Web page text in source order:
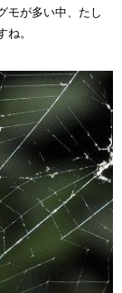
モが多い中、たし
。